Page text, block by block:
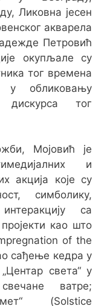
Ликовна јесен
акварела
Петровић
окупљале су
тог времена
обликовању
дискурса тог
Мојовић је
и
акција које су
симболику,
са
као што
of the
сађење кедра у
света“ у
ватре;
(Solstice